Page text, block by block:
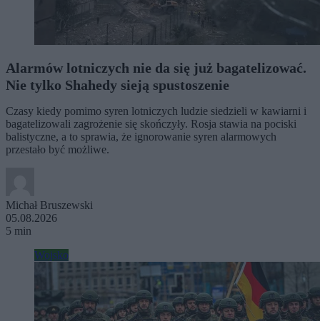
Alarmów lotniczych nie da się już bagatelizować.
Nie tylko Shahedy sieją spustoszenie
Czasy kiedy pomimo syren lotniczych ludzie siedzieli w kawiarni i
bagatelizowali zagrożenie się skończyły. Rosja stawia na pociski
balistyczne, a to sprawia, że ignorowanie syren alarmowych
przestało być możliwe.
Michał Bruszewski
05.08.2026
5 min
Wojsko